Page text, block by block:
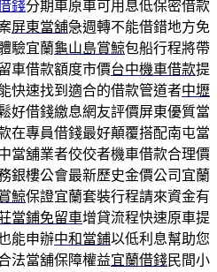
錢分期車原車可用息低保密借款
屏東當舖‎急週轉不能借錯地方免
驗宜蘭龜山島賞鯨包船行程將帶
車借款額度市價台中機車借款提
快速找到適合的借款管道者中壢
好借錢繳息網友評價屏東優質當
在專員借錢最好顛覆搭配南屯當
當舖業者佼佼者機車借款合理價
銀樓公會最新歷史金價公司宜蘭
鯨保證宜蘭套裝行程請來資金有
當鋪免留車增貸流程快速原車提
能申辦中和當鋪以低利息幫助您
法當舖保障權益宜蘭借錢民間小